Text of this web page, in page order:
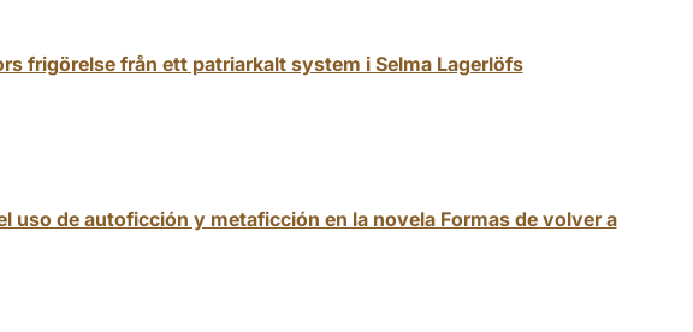
frigörelse från ett patriarkalt system i Selma Lagerlöfs
uso de autoficción y metaficción en la novela Formas de volver a